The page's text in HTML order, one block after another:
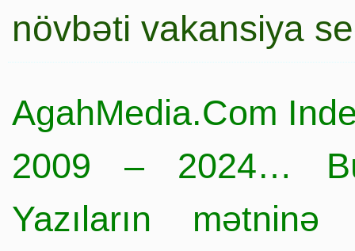
növbəti vakansiya
AgahMedia.Com
2009 – 2024…
Yazıların